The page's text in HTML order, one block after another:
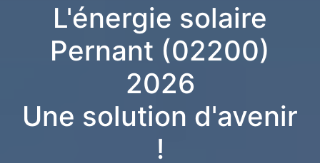
L'énergie solaire
Pernant (02200)
2026
Une solution d'avenir
!